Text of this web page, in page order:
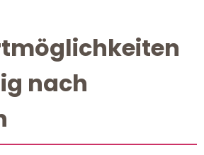
nach